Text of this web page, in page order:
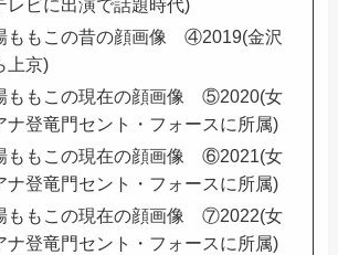
ももこの昔の顔画像 ④2019(金沢
上京)
ももこの現在の顔画像 ⑤2020(女
ナ登竜門セント・フォースに所属)
ももこの現在の顔画像 ⑥2021(女
ナ登竜門セント・フォースに所属)
ももこの現在の顔画像 ⑦2022(女
ナ登竜門セント・フォースに所属)